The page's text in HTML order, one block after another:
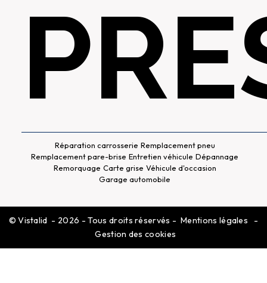
Réparation carrosserie Remplacement pneu
Remplacement pare-brise Entretien véhicule Dépannage
Remorquage Carte grise Véhicule d'occasion
Garage automobile
©Vistalid - 2026 - Tous droits réservés - Mentions légales
-
Gestion des cookies